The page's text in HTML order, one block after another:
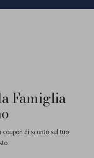
Famiglia
di sconto sul tuo